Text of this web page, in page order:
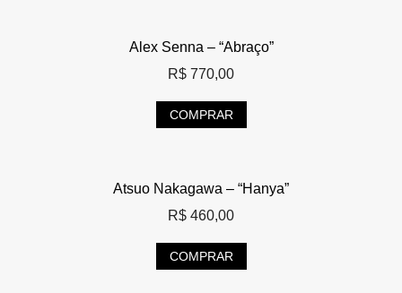
Alex Senna – “Abraço”
R$ 770,00
COMPRAR
Atsuo Nakagawa – “Hanya”
R$ 460,00
COMPRAR